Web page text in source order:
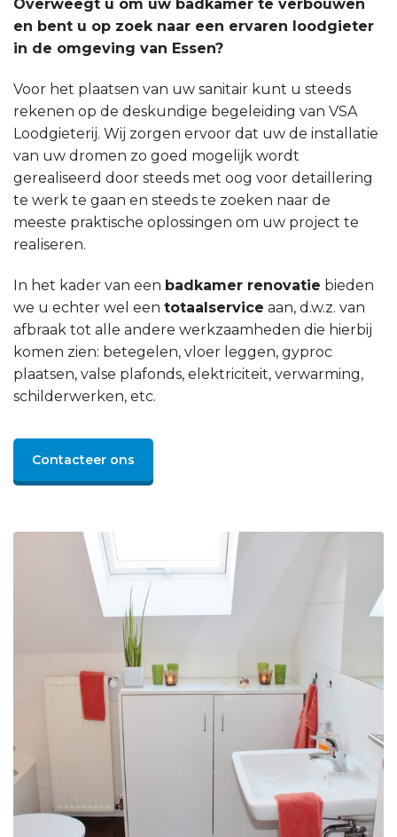
Overweegt u om uw badkamer te verbouwen
en bent u op zoek naar een ervaren loodgieter
in de omgeving van Essen?
Voor het plaatsen van uw sanitair kunt u steeds
rekenen op de deskundige begeleiding van VSA
Loodgieterij. Wij zorgen ervoor dat uw de installatie
van uw dromen zo goed mogelijk wordt
gerealiseerd door steeds met oog voor detaillering
te werk te gaan en steeds te zoeken naar de
meeste praktische oplossingen om uw project te
realiseren.
In het kader van een badkamer renovatie bieden
we u echter wel een totaalservice aan, d.w.z. van
afbraak tot alle andere werkzaamheden die hierbij
komen zien: betegelen, vloer leggen, gyproc
plaatsen, valse plafonds, elektriciteit, verwarming,
schilderwerken, etc.
Contacteer ons